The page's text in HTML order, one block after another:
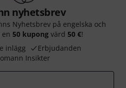
nyhetsbrev
Nyhetsbrev på engelska och
50 kupong värd 50 €!
inlägg
Erbjudanden
Insikter